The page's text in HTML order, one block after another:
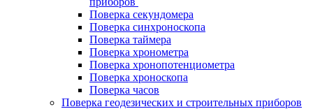
Поверка секундомера
Поверка синхроноскопа
Поверка таймера
Поверка хронометра
Поверка хронопотенциометра
Поверка хроноскопа
Поверка часов
Поверка геодезических и строительных приборов